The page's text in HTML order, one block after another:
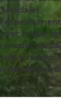
por lo que
productos
a reducir
decisiones